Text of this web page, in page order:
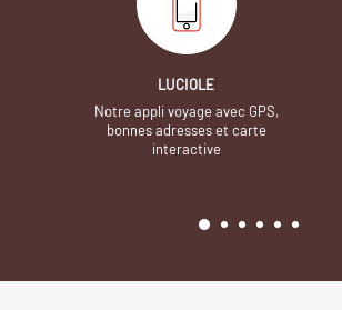
LUCIOLE
Notre appli voyage avec GPS,
bonnes adresses et carte
interactive